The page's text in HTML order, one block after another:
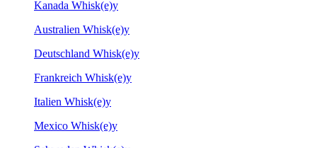
Kanada Whisk(e)y
Australien Whisk(e)y
Deutschland Whisk(e)y
Frankreich Whisk(e)y
Italien Whisk(e)y
Mexico Whisk(e)y